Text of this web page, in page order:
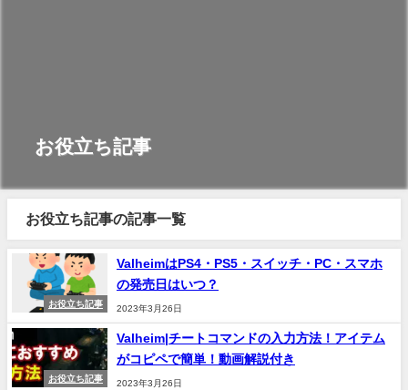
お役立ち記事
お役立ち記事の記事一覧
お役立ち記事
ValheimはPS4・PS5・スイッチ・PC・スマホ
の発売日はいつ？
2023年3月26日
お役立ち記事
Valheim|チートコマンドの入力方法！アイテム
がコピペで簡単！動画解説付き
2023年3月26日